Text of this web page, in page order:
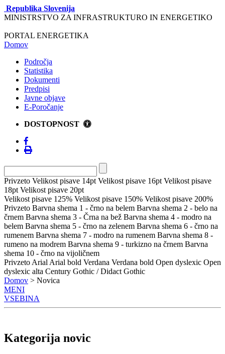
Republika Slovenija
MINISTRSTVO ZA INFRASTRUKTURO IN ENERGETIKO
PORTAL ENERGETIKA
Domov
Področja
Statistika
Dokumenti
Predpisi
Javne objave
E-Poročanje
DOSTOPNOST
Privzeto Velikost pisave 14pt Velikost pisave 16pt Velikost pisave
18pt Velikost pisave 20pt
Velikost pisave 125% Velikost pisave 150% Velikost pisave 200%
Privzeto Barvna shema 1 - črno na belem Barvna shema 2 - belo na
črnem Barvna shema 3 - Črna na bež Barvna shema 4 - modro na
belem Barvna shema 5 - črno na zelenem Barvna shema 6 - črno na
rumenem Barvna shema 7 - modro na rumenem Barvna shema 8 -
rumeno na modrem Barvna shema 9 - turkizno na črnem Barvna
shema 10 - črno na vijoličnem
Privzeto Arial Arial bold Verdana Verdana bold Open dyslexic Open
dyslexic alta Century Gothic / Didact Gothic
Domov > Novica
MENI
VSEBINA
Kategorija novic